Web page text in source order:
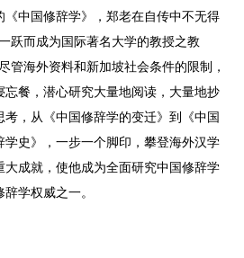
中国修辞学》，郑老在自传中不无得
跃而成为国际著名大学的教授之教
管海外资料和新加坡社会条件的限制，
餐，潜心研究大量地阅读，大量地抄
，从《中国修辞学的变迁》到《中国
史》，一步一个脚印，攀登海外汉学
大成就，使他成为全面研究中国修辞学
学权威之一。